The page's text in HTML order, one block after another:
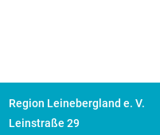
Region Leinebergland e. V.
Leinstraße 29